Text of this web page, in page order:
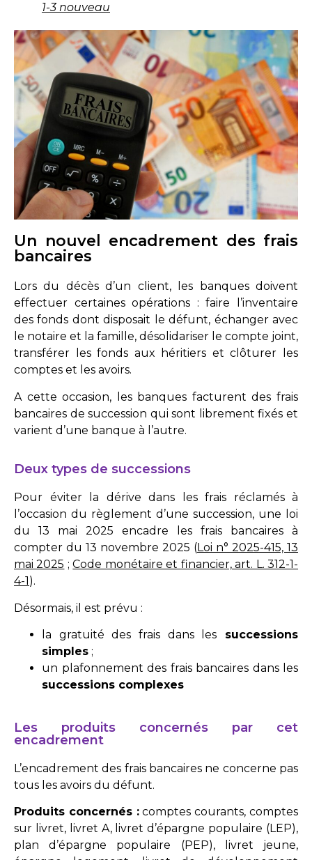
1-3 nouveau
Un nouvel encadrement des frais
bancaires
Lors du décès d’un client, les banques doivent
effectuer certaines opérations : faire l’inventaire
des fonds dont disposait le défunt, échanger avec
le notaire et la famille, désolidariser le compte joint,
transférer les fonds aux héritiers et clôturer les
comptes et les avoirs.
A cette occasion, les banques facturent des frais
bancaires de succession qui sont librement fixés et
varient d’une banque à l’autre.
Deux types de successions
Pour éviter la dérive dans les frais réclamés à
l’occasion du règlement d’une succession, une loi
du 13 mai 2025 encadre les frais bancaires à
compter du 13 novembre 2025 (Loi n° 2025-415, 13
mai 2025 ;Code monétaire et financier, art. L. 312-1-
4-1 ).
Désormais, il est prévu :
la gratuité des frais dans les successions
simples ;
un plafonnement des frais bancaires dans les
successions complexes
Les produits concernés par cet
encadrement
L’encadrement des frais bancaires ne concerne pas
tous les avoirs du défunt.
Produits concernés :comptes courants, comptes
sur livret, livret A, livret d’épargne populaire (LEP),
plan d’épargne populaire (PEP), livret jeune,